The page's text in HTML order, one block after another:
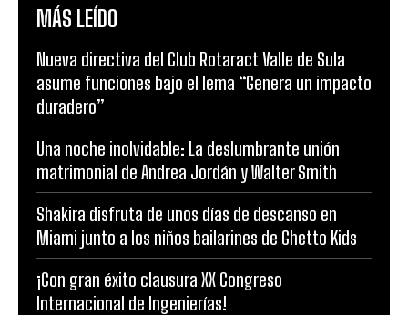
MÁS LEÍDO
Nueva directiva del Club Rotaract Valle de Sula
asume funciones bajo el lema “Genera un impacto
duradero”
Una noche inolvidable: La deslumbrante unión
matrimonial de Andrea Jordán y Walter Smith
Shakira disfruta de unos días de descanso en
Miami junto a los niños bailarines de Ghetto Kids
¡Con gran éxito clausura XX Congreso
Internacional de Ingenierías!